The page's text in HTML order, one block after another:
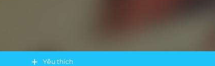
Yêu thích